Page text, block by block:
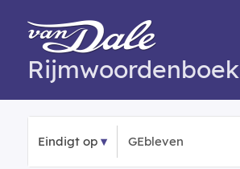
Rijmwoordenboek
Eindigt op